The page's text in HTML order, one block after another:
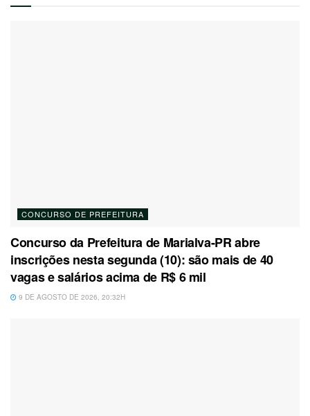
CONCURSO DE PREFEITURA
Concurso da Prefeitura de Marialva-PR abre
inscrições nesta segunda (10): são mais de 40
vagas e salários acima de R$ 6 mil
9 DE AGOSTO DE 2026, 20:32H